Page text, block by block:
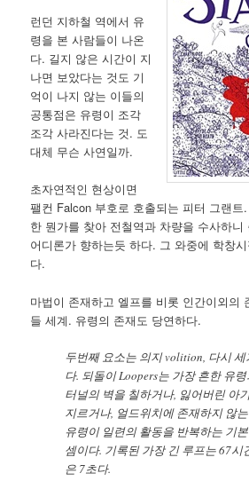
런던 지하철 역에서 유
령을 본 사람들이 나온
다. 길지 않은 시간이 지
나면 보았다는 것도 기
억이 나지 않는 이들의
공통점은 유령이 조각
조각 사라진다는 것. 도
대체 무슨 사연일까.
초자연적인 현상이면
팰컨 Falcon 부호로 호출되는 피터 그랜
한 뭔가를 찾아 전철역과 차량을 수사하니
어디론가 향하는듯 하다. 그 와중에 학창
다.
마법이 존재하고 엘프를 비롯 인간이외의
들 세계. 유령의 존재도 당연하다.
두번째 요소는 의지 volition, 다시
다. 되돌이 Loopers는 가장 흔한 유
터널의 벽을 칠하거나, 잃어버린 아
지르거나, 얼드위치에 존재하지 않
유령이 일련의 활동을 반복하는 기
셈이다. 기록된 가장 긴 루프는 67시
은 7초다.